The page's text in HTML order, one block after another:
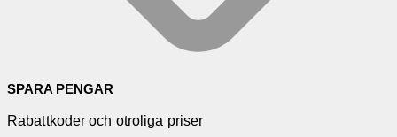
SPARA PENGAR
Rabattkoder och otroliga priser